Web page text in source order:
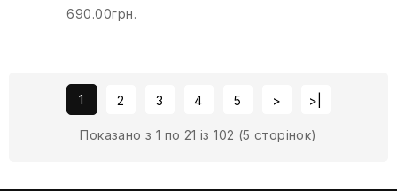
690.00грн.
1 2 3 4 5 > >|
Показано з 1 по 21 із 102 (5 сторінок)